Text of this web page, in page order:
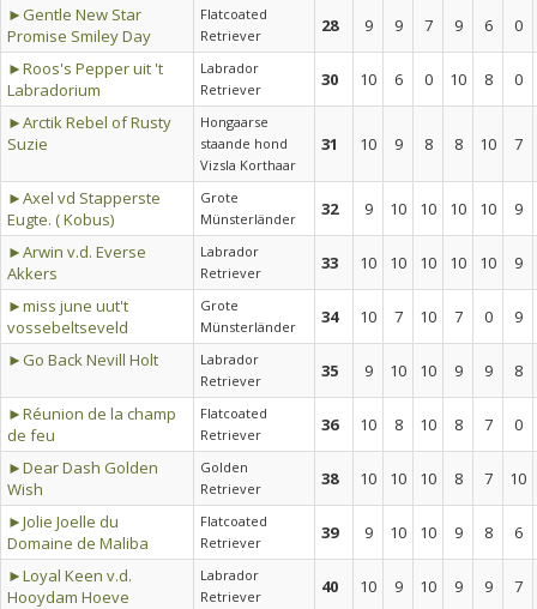
►Gentle New Star
Promise Smiley Day
Flatcoated
Retriever
28 9 9 7 9 6
0
►Roos's Pepper uit 't
Labradorium
Labrador
Retriever
30 10 6 0 10 8
0
►Arctik Rebel of Rusty
Suzie
Hongaarse
staande hond
Vizsla Korthaar
31 10 9 8 8 10 7
►Axel vd Stapperste
Eugte. ( Kobus)
Grote
Münsterländer
32 9 10 10 10 10
9
►Arwin v.d. Everse
Akkers
Labrador
Retriever
33 10 10 10 10 10
9
►miss june uut't
vossebeltseveld
Grote
Münsterländer
34 10 7 10 7 0
9
►Go Back Nevill Holt
Labrador
Retriever
35 9 10 10 9 9
8
►Réunion de la champ
de feu
Flatcoated
Retriever
36 10 8 10 8 7
0
►Dear Dash Golden
Wish
Golden
Retriever
38 10 10 10 8 7
10
►Jolie Joelle du
Domaine de Maliba
Flatcoated
Retriever
39 9 10 10 9 8
6
►Loyal Keen v.d.
Hooydam Hoeve
Labrador
Retriever
40 10 9 10 9 9
7